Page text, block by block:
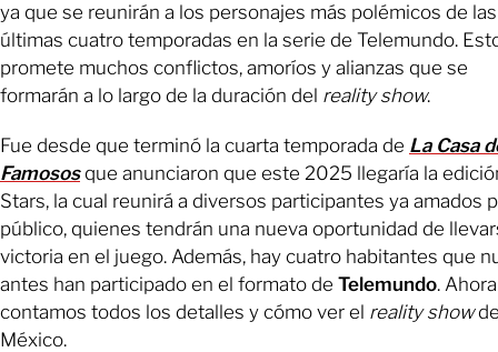
ya que se reunirán a los personajes más polémicos de las
últimas cuatro temporadas en la serie de Telemundo.
promete muchos conflictos, amoríos y alianzas que se
formarán a lo largo de la duración del reality show.
Fue desde que terminó la cuarta temporada de La Casa
Famososque anunciaron que este 2025 llegaría la
Stars, la cual reunirá a diversos participantes ya amados
público, quienes tendrán una nueva oportunidad de
victoria en el juego. Además, hay cuatro habitantes que
antes han participado en el formato de Telemundo.
contamos todos los detalles y cómo ver el reality show
México.